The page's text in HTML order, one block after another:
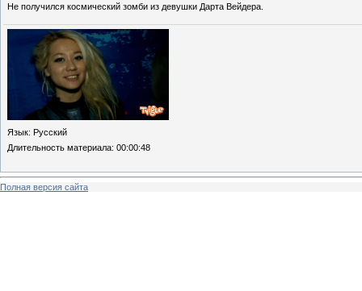
Не получился космический зомби из девушки Дарта Вейдера.
Язык: Русский
Длительность материала: 00:00:48
Полная версия сайта